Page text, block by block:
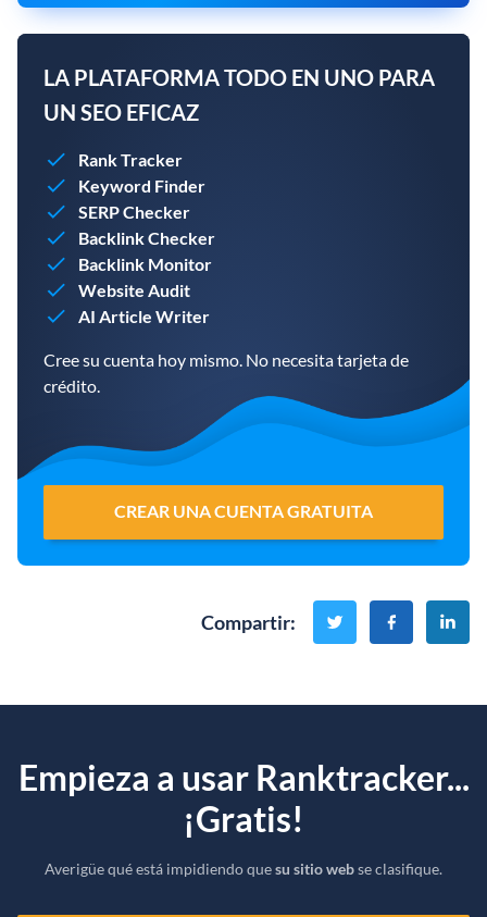
LA PLATAFORMA TODO EN UNO PARA
UN SEO EFICAZ
Rank Tracker
Keyword Finder
SERP Checker
Backlink Checker
Backlink Monitor
Website Audit
AI Article Writer
Cree su cuenta hoy mismo. No necesita tarjeta de
crédito.
CREAR UNA CUENTA GRATUITA
Compartir:
Empieza a usar Ranktracker...
¡Gratis!
Averigüe qué está impidiendo quesu sitio webse clasifique.